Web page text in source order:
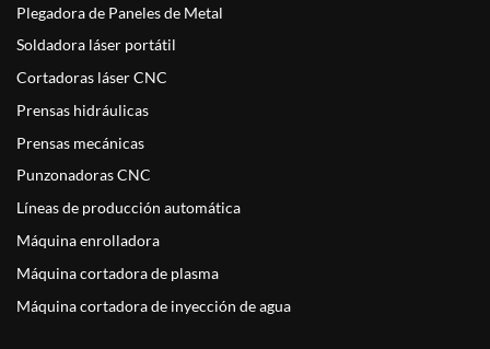
Plegadora de Paneles de Metal
Soldadora láser portátil
Cortadoras láser CNC
Prensas hidráulicas
Prensas mecánicas
Punzonadoras CNC
Líneas de producción automática
Máquina enrolladora
Máquina cortadora de plasma
Máquina cortadora de inyección de agua